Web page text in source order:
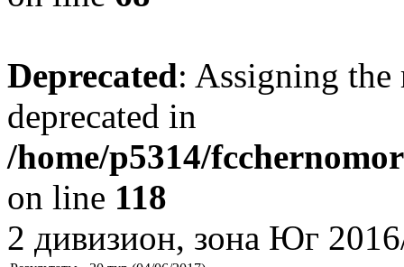
Deprecated: Assigning the
deprecated in
/home/p5314/
on line 118
2 дивизион, зона Юг